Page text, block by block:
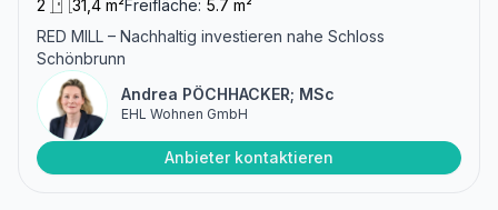
2 31,4 m²Freifläche: 5.7 m²
RED MILL – Nachhaltig investieren nahe Schloss
Schönbrunn
Andrea PÖCHHACKER; MSc
EHL Wohnen GmbH
Anbieter kontaktieren